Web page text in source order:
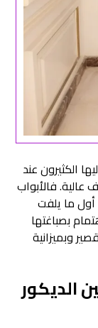
الكثيرون عند
عالية. فالأبواب
أول ما يلفت
بصباغتها
وبميزانية
الديكور